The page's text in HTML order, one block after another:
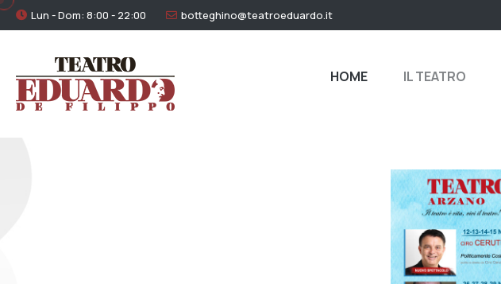
Lun - Dom: 8:00 - 22:00 botteghino@teatroeduardo.it
HOME IL TEATRO